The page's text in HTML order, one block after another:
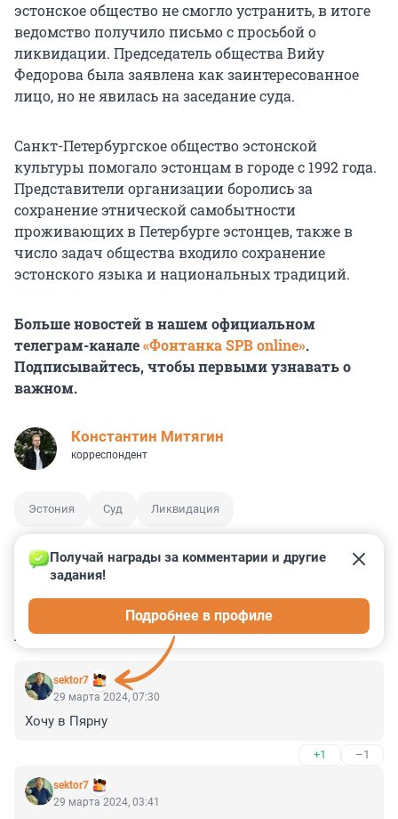
эстонское общество не смогло устранить, в итоге
ведомство получило письмо с просьбой о
ликвидации. Председатель общества Вийу
Федорова была заявлена как заинтересованное
лицо, но не явилась на заседание суда.
Санкт-Петербургское общество эстонской
культуры помогало эстонцам в городе с 1992 года.
Представители организации боролись за
сохранение этнической самобытности
проживающих в Петербурге эстонцев, также в
число задач общества входило сохранение
эстонского языка и национальных традиций.
Больше новостей в нашем официальном
телеграм-канале«Фонтанка SPB online».
Подписывайтесь, чтобы первыми узнавать о
важном.
Константин Митягин
корреспондент
Эстония Суд Ликвидация
КОММЕНТАРИИ 133
sektor7
Получай награды за комментарии и другие
задания!
Подробнее в профиле
29 марта 2024, 07:30
Хочу в Пярну
+1 –1
sektor7
29 марта 2024, 03:41